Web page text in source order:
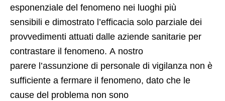
esponenziale del fenomeno nei luoghi più
sensibili e dimostrato l’efficacia solo parziale dei
provvedimenti attuati dalle aziende sanitarie per
contrastare il fenomeno. A nostro
parere l’assunzione di personale di vigilanza non è
sufficiente a fermare il fenomeno, dato che le
cause del problema non sono